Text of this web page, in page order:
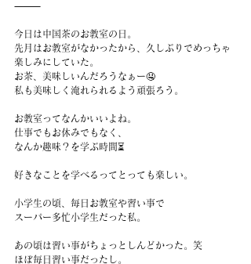
⸻
今日は中国茶のお教室の日。
先月はお教室がなかったから、久しぶりでめっちゃ
楽しみにしていた。
お茶、美味しいんだろうなぁー🤤
私も美味しく淹れられるよう頑張ろう。
お教室ってなんかいいよね。
仕事でもお休みでもなく、
なんか趣味？を学ぶ時間⏳
好きなことを学べるってとっても楽しい。
小学生の頃、毎日お教室や習い事で
スーパー多忙小学生だった私。
あの頃は習い事がちょっとしんどかった。笑
ほぼ毎日習い事だったし。